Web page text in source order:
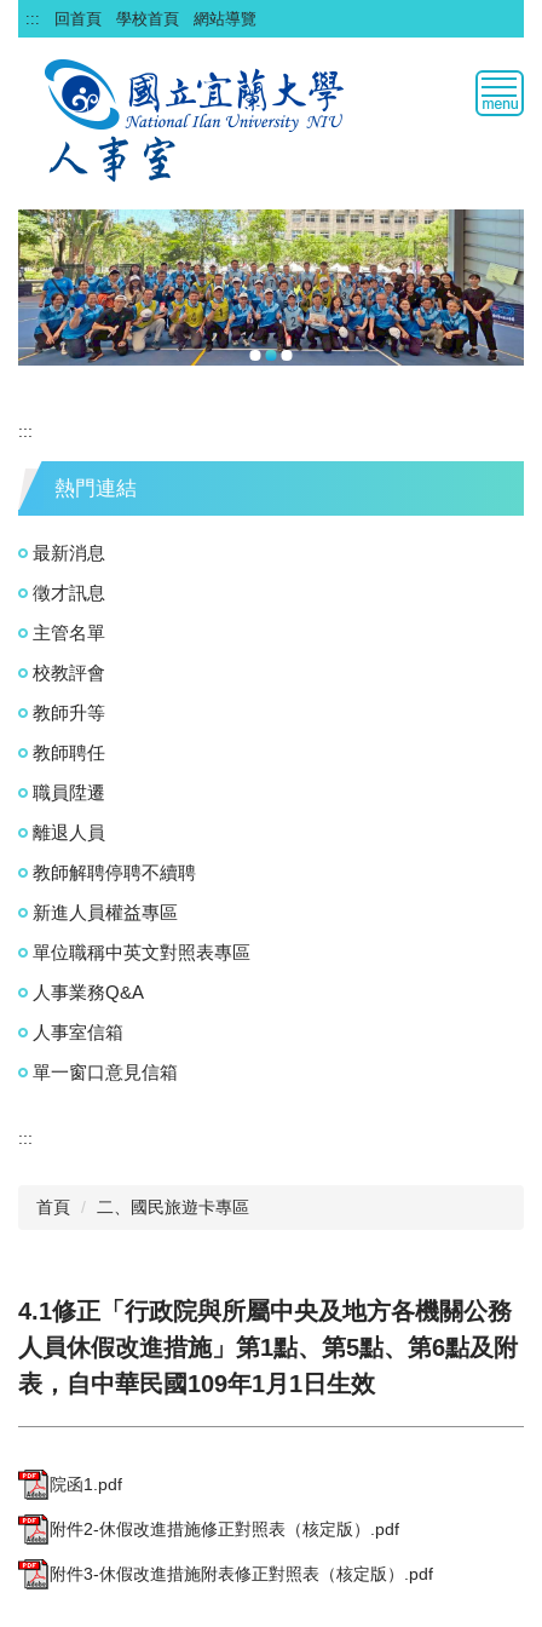
跳
到
::: 回首頁 學校首頁 網站導覽
:::
熱門連結
最新消息
徵才訊息
主管名單
校教評會
教師升等
教師聘任
職員陞遷
離退人員
教師解聘停聘不續聘
新進人員權益專區
單位職稱中英文對照表專區
人事業務Q&A
人事室信箱
單一窗口意見信箱
:::
首頁 二、國民旅遊卡專區
4.1修正「行政院與所屬中央及地方各機關公務
人員休假改進措施」第1點、第5點、第6點及附
表，自中華民國109年1月1日生效
院函1.pdf
附件2-休假改進措施修正對照表（核定版）.pdf
附件3-休假改進措施附表修正對照表（核定版）.pdf